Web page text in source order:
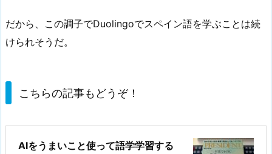
だから、この調子でDuolingoでスペイン語を学ぶことは続
けられそうだ。
こちらの記事もどうぞ！
AIをうまいこと使って語学学習する